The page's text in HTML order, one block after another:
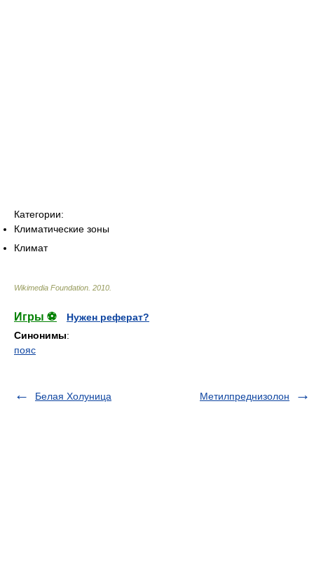
Категории:
Климатические зоны
Климат
Wikimedia Foundation 2010
Игры ⚽
Нужен реферат?
Синонимы:
пояс
Белая Холуница Метилпреднизолон